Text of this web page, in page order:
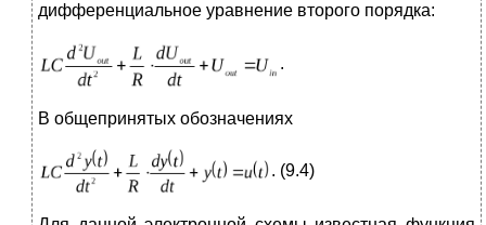
дифференциальное уравнение второго порядка:
.
В общепринятых обозначениях
. (9.4)